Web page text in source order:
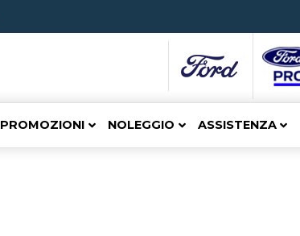
PROMOZIONI NOLEGGIO ASSISTENZA